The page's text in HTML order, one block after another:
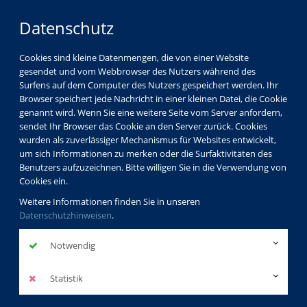
Datenschutz
Cookies sind kleine Datenmengen, die von einer Website
gesendet und vom Webbrowser des Nutzers während des
Surfens auf dem Computer des Nutzers gespeichert werden. Ihr
Browser speichert jede Nachricht in einer kleinen Datei, die Cookie
genannt wird. Wenn Sie eine weitere Seite vom Server anfordern,
sendet Ihr Browser das Cookie an den Server zurück. Cookies
wurden als zuverlässiger Mechanismus für Websites entwickelt,
um sich Informationen zu merken oder die Surfaktivitäten des
Benutzers aufzuzeichnen. Bitte willigen Sie in die Verwendung von
Cookies ein.
Weitere Informationen finden Sie in unseren
Datenschutzhinweisen.
Notwendig
Statistik
Aktuelles Winterferien der vhs
Winterferien der
vhs